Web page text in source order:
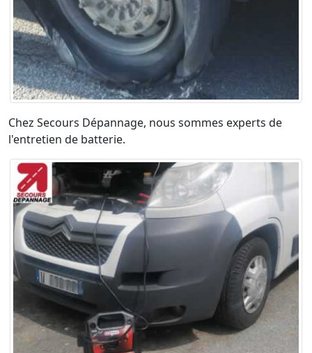
Chez Secours Dépannage, nous sommes experts de
l'entretien de batterie.